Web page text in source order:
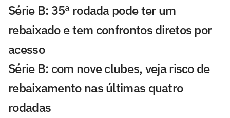
Série B: 35ª rodada pode ter um
rebaixado e tem confrontos diretos por
acesso
Série B: com nove clubes, veja risco de
rebaixamento nas últimas quatro
rodadas